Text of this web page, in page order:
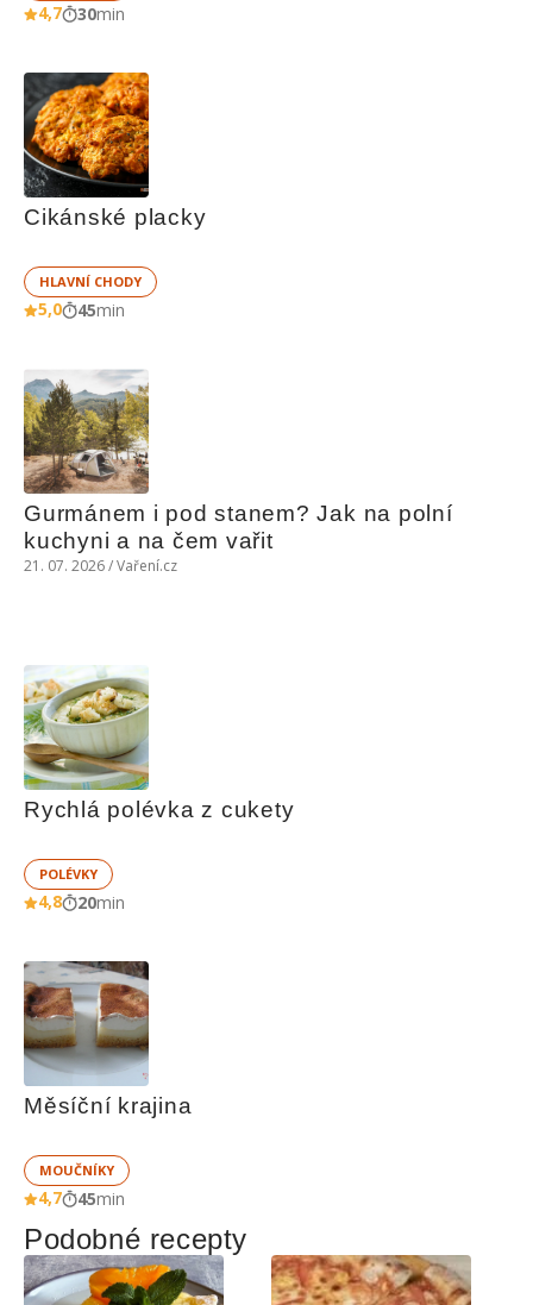
4,7 30min
Cikánské placky
HLAVNÍ CHODY
5,0 45min
Gurmánem i pod stanem? Jak na polní
kuchyni a na čem vařit
21. 07. 2026 / Vaření.cz
Rychlá polévka z cukety
POLÉVKY
4,8 20min
Měsíční krajina
MOUČNÍKY
4,7 45min
Podobné recepty